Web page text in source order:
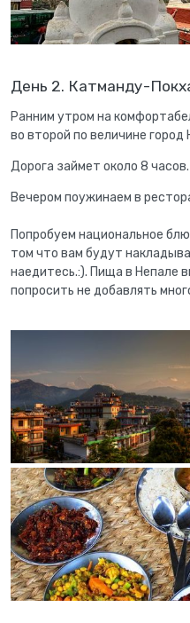
День 2. Катманду-
Ранним утром на
во второй по величине город
Дорога займет около 8 часов.
Вечером поужинаем в
Попробуем национальное
том что вам будут
наедитесь.:). Пища в Непале
попросить не добавлять